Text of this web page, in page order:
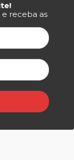
receba as